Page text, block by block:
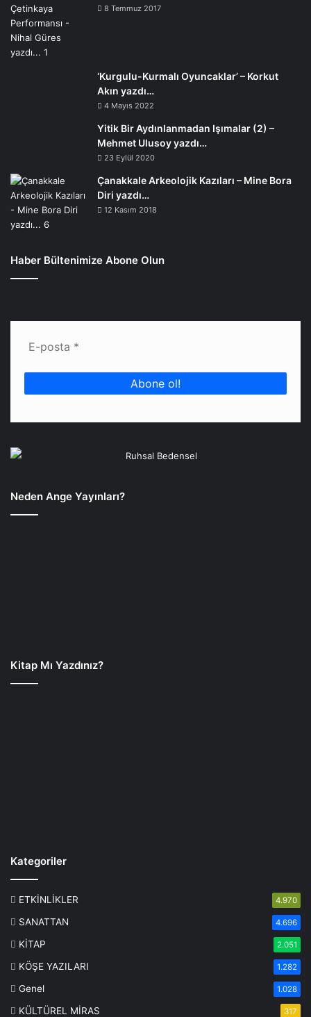
8 Temmuz 2017
‘Kurgulu-Kurmalı Oyuncaklar’ – Korkut
Akın yazdı…
4 Mayıs 2022
Yitik Bir Aydınlanmadan Işımalar (2) –
Mehmet Ulusoy yazdı…
23 Eylül 2020
Çanakkale Arkeolojik Kazıları – Mine Bora
Diri yazdı…
12 Kasım 2018
Haber Bültenimize Abone Olun
Neden Ange Yayınları?
Kitap Mı Yazdınız?
Kategoriler
ETKİNLİKLER 4.970
SANATTAN 4.696
KİTAP 2.051
KÖŞE YAZILARI 1.282
Genel 1.028
KÜLTÜREL MİRAS 317